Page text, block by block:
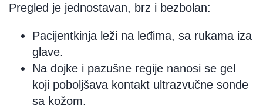
Pregled je jednostavan, brz i bezbolan:
Pacijentkinja leži na leđima, sa rukama iza
glave.
Na dojke i pazušne regije nanosi se gel
koji poboljšava kontakt ultrazvučne sonde
sa kožom.